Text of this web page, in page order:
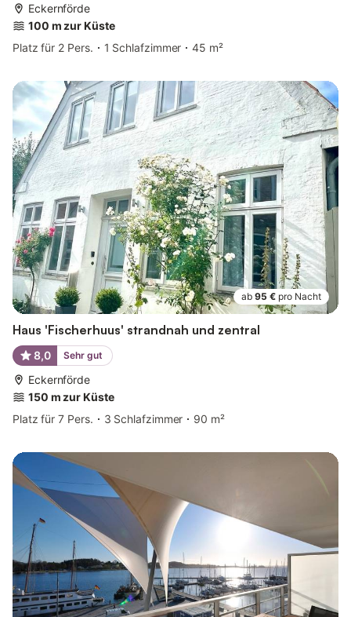
Eckernförde
100 m zur Küste
Platz für 2 Pers.
1 Schlafzimmer 45 m²
ab 95 € pro Nacht
Haus 'Fischerhuus' strandnah und zentral
8,0 Sehr gut
Eckernförde
150 m zur Küste
Platz für 7 Pers.
3 Schlafzimmer 90 m²